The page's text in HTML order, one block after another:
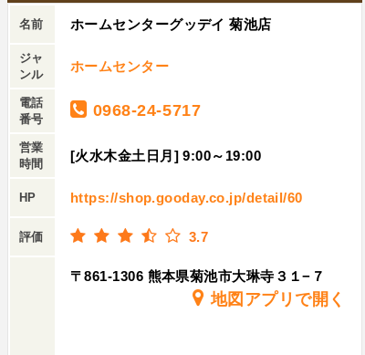
名前 ホームセンターグッデイ 菊池店
ジャ
ンル
ホームセンター
電話
番号
0968-24-5717
営業
時間
[火水木金土日月] 9:00～19:00
HP https://shop.gooday.co.jp/detail/60
評価 3.7
〒861-1306 熊本県菊池市大琳寺３１−７
地図アプリで開く